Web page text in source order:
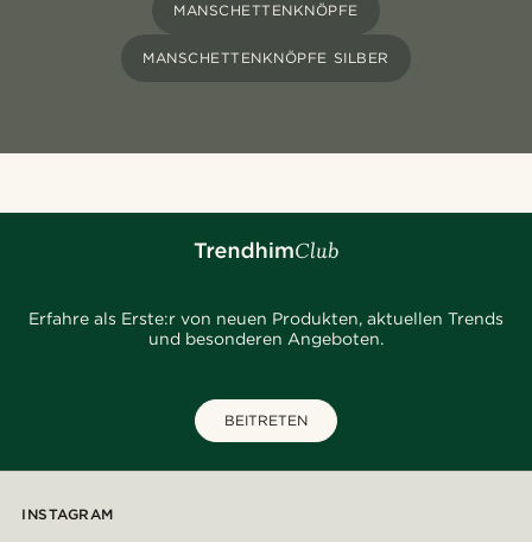
MANSCHETTENKNÖPFE
MANSCHETTENKNÖPFE SILBER
Erfahre als Erste:r von neuen Produkten, aktuellen Trends
und besonderen Angeboten.
BEITRETEN
INSTAGRAM